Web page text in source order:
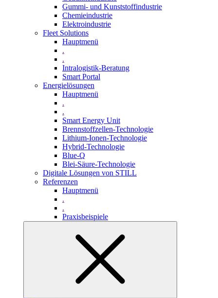
Gummi­- und Kunststoffindustrie
Chemieindustrie
Elektroindustrie
Fleet Solutions
Hauptmenü
.
.
Intralogistik-Beratung
Smart Portal
Energielösungen
Hauptmenü
.
.
Smart Energy Unit
Brennstoffzellen-Technologie
Lithium-Ionen-Technologie
Hybrid-Technologie
Blue-Q
Blei-Säure-Technologie
Digitale Lösungen von STILL
Referenzen
Hauptmenü
.
.
Praxisbeispiele